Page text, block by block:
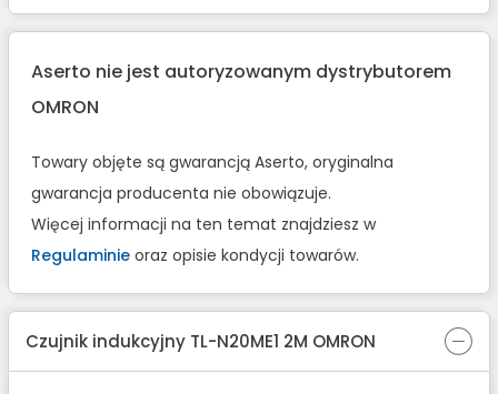
Aserto nie jest autoryzowanym dystrybutorem
OMRON
Towary objęte są gwarancją Aserto, oryginalna
gwarancja producenta nie obowiązuje.
Więcej informacji na ten temat znajdziesz w
Regulaminie oraz opisie kondycji towarów.
Czujnik indukcyjny TL-N20ME1 2M OMRON